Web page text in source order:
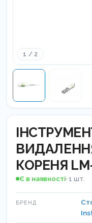
1 / 2
КОРЕНЯ
Є в наявності· 1 шт.
БРЕНД